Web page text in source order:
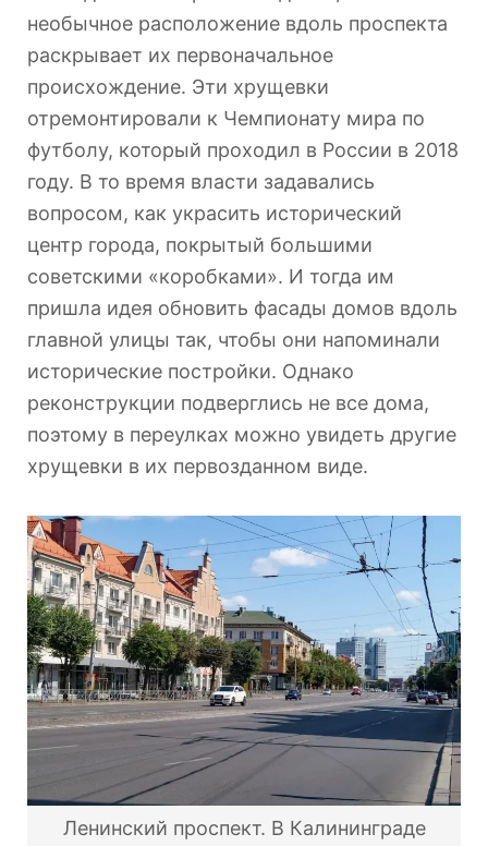
необычное расположение вдоль проспекта
раскрывает их первоначальное
происхождение. Эти хрущевки
отремонтировали к Чемпионату мира по
футболу, который проходил в России в 2018
году. В то время власти задавались
вопросом, как украсить исторический
центр города, покрытый большими
советскими «коробками». И тогда им
пришла идея обновить фасады домов вдоль
главной улицы так, чтобы они напоминали
исторические постройки. Однако
реконструкции подверглись не все дома,
поэтому в переулках можно увидеть другие
хрущевки в их первозданном виде.
Ленинский проспект. В Калининграде